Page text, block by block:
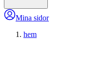
Mina sidor
hem